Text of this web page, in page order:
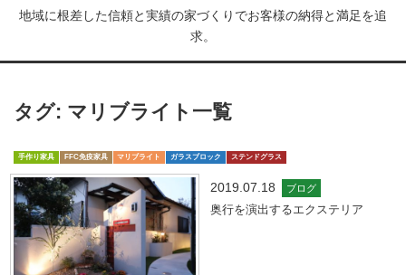
地域に根差した信頼と実績の家づくりでお客様の納得と満足を追
求。
タグ: マリブライト 一覧
手作り家具 FFC免疫家具 マリブライト ガラスブロック ステンドグラス
2019.07.18 ブログ
奥行を演出するエクステリア